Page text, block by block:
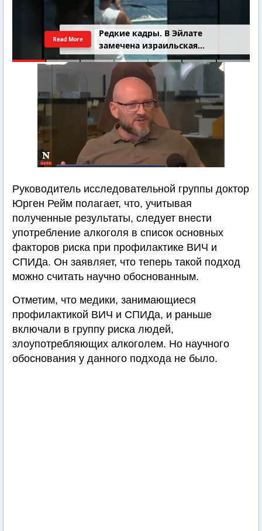
4-летний Юваль Коган найден
добровольцами
Read More
Руководитель исследовательной группы доктор
Юрген Рейм полагает, что, учитывая
полученные результаты, следует внести
употребление алкоголя в список основных
факторов риска при профилактике ВИЧ и
СПИДа. Он заявляет, что теперь такой подход
можно считать научно обоснованным.
Отметим, что медики, занимающиеся
профилактикой ВИЧ и СПИДа, и раньше
включали в группу риска людей,
злоупотребляющих алкоголем. Но научного
обоснования у данного подхода не было.